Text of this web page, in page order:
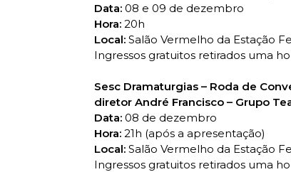
Data: 08 e 09 de dezembro
Hora: 20h
Local: Salão Vermelho da Estação
Ingressos gratuitos retirados uma
Sesc Dramaturgias – Roda de
diretor André Francisco – Grupo
Data: 08 de dezembro
Hora: 21h (após a apresentação)
Local: Salão Vermelho da Estação
Ingressos gratuitos retirados uma